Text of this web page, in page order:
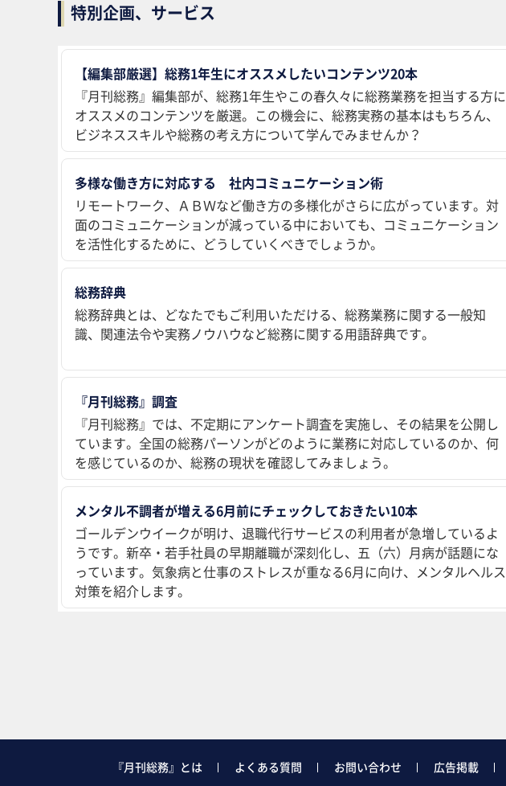
特別企画、サービス
【編集部厳選】総務1年生にオススメしたいコンテンツ20本
『月刊総務』編集部が、総務1年生やこの春久々に総務業務を担当する方に
オススメのコンテンツを厳選。この機会に、総務実務の基本はもちろん、
ビジネススキルや総務の考え方について学んでみませんか？
多様な働き方に対応する 社内コミュニケーション術
リモートワーク、ＡＢＷなど働き方の多様化がさらに広がっています。対
面のコミュニケーションが減っている中においても、コミュニケーション
を活性化するために、どうしていくべきでしょうか。
総務辞典
総務辞典とは、どなたでもご利用いただける、総務業務に関する一般知
識、関連法令や実務ノウハウなど総務に関する用語辞典です。
『月刊総務』調査
『月刊総務』では、不定期にアンケート調査を実施し、その結果を公開し
ています。全国の総務パーソンがどのように業務に対応しているのか、何
を感じているのか、総務の現状を確認してみましょう。
メンタル不調者が増える6月前にチェックしておきたい10本
ゴールデンウイークが明け、退職代行サービスの利用者が急増しているよ
うです。新卒・若手社員の早期離職が深刻化し、五（六）月病が話題にな
っています。気象病と仕事のストレスが重なる6月に向け、メンタルヘルス
対策を紹介します。
『月刊総務』とは よくある質問 お問い合わせ 広告掲載